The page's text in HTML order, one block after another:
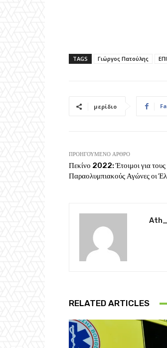
TAGS Γιώργος Πατούλης
μερίδιο
ΠΡΟΗΓΟΎΜΕΝΟ ΆΡΘΡΟ
Πεκίνο 2022: Έτοιμοι για τους
Παραολυμπιακούς Αγώνες οι
RELATED ARTICLES